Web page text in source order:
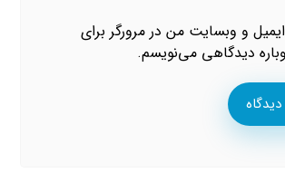
و وبسایت من در مرورگر برای
دیدگاهی می‌نویسم.